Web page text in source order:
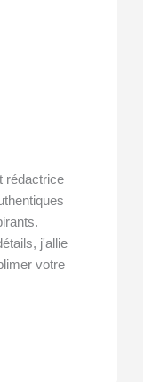
rédactrice
j'allie
votre